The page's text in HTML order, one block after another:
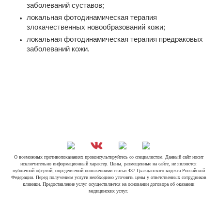
заболеваний суставов;
локальная фотодинамическая терапия
злокачественных новообразований кожи;
локальная фотодинамическая терапия предраковых
заболеваний кожи.
О возможных противопоказаниях проконсультируйтесь со специалистом. Данный сайт носит
исключительно информационный характер. Цены, размещенные на сайте, не являются
публичной офертой, определяемой положениями статьи 437 Гражданского кодекса Российской
Федерации. Перед получением услуги необходимо уточнять цены у ответственных сотрудников
клиники. Предоставление услуг осуществляется на основании договора об оказании
медицинских услуг.